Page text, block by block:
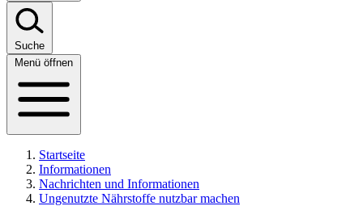
Suche
Menü öffnen
Startseite
Informationen
Nachrichten und Informationen
Ungenutzte Nährstoffe nutzbar machen